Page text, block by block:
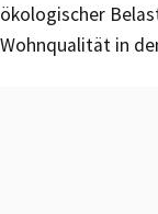
ökologischer
Wohnqualität in